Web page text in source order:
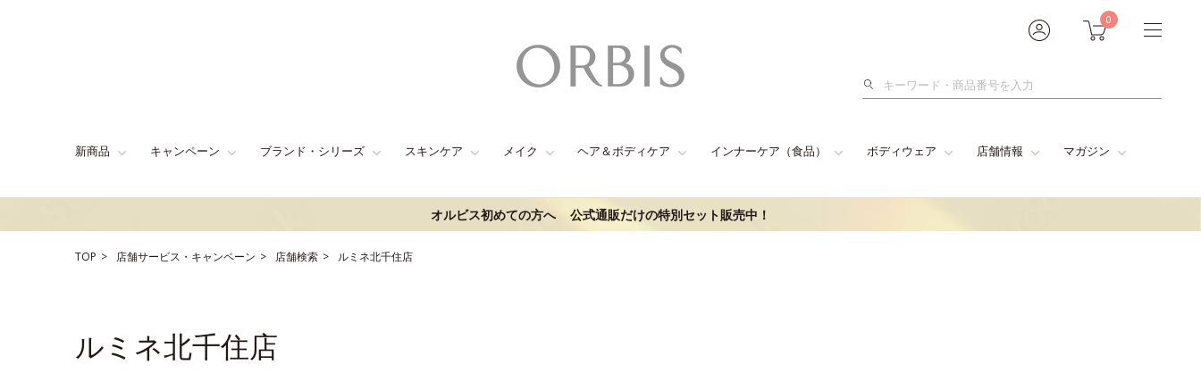
0
検
新商品 キャンペーン ブランド・シリーズ スキンケア メイク ヘア＆ボディケア インナーケア（食品） ボディウェア 店舗情報 マガジン
オルビス初めての方へ 公式通販だけの特別セット販売中！
TOP 店舗サービス・キャンペーン 店舗検索 ルミネ北千住店
ルミネ北千住店